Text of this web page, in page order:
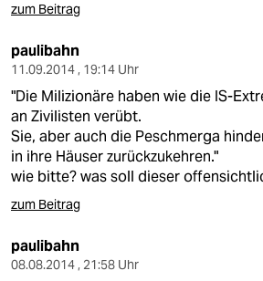
zum Beitrag
paulibahn
11.09.2014 , 19:14 Uhr
"Die Milizionäre haben wie die IS-
an Zivilisten verübt.
Sie, aber auch die Peschmerga
in ihre Häuser zurückzukehren."
wie bitte? was soll dieser
zum Beitrag
paulibahn
08.08.2014 , 21:58 Uhr